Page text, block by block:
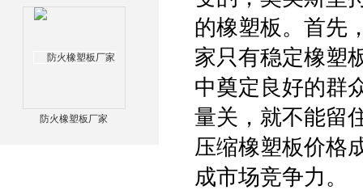
防火橡塑板厂家
的橡塑板。首先
家只有稳定橡塑
中奠定良好的群
量关，就不能留
压缩橡塑板价格
成市场竞争力。